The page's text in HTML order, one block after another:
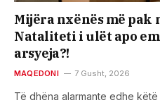
Mijëra nxënës më pak
Nataliteti i ulët apo
arsyeja?!
MAQEDONI 7 Gusht, 2026
Të dhëna alarmante edhe